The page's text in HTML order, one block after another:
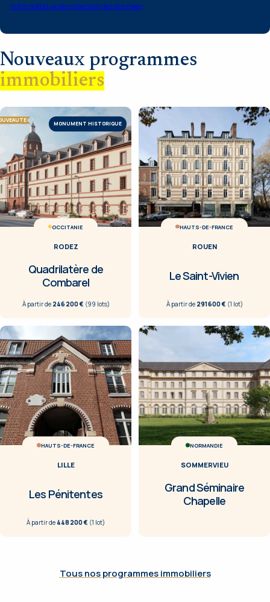
notre politique de protection des données
Nouveaux programmes
immobiliers
MONUMENT HISTORIQUE
OCCITANIE
RODEZ
Quadrilatère de
Combarel
À partir de 246 200 € (99 lots)
HAUTS-DE-FRANCE
ROUEN
Le Saint-Vivien
À partir de 291 600 € (1 lot)
HAUTS-DE-FRANCE
LILLE
Les Pénitentes
À partir de 448 200 € (1 lot)
NORMANDIE
SOMMERVIEU
Grand Séminaire
Chapelle
Tous nos programmes immobiliers